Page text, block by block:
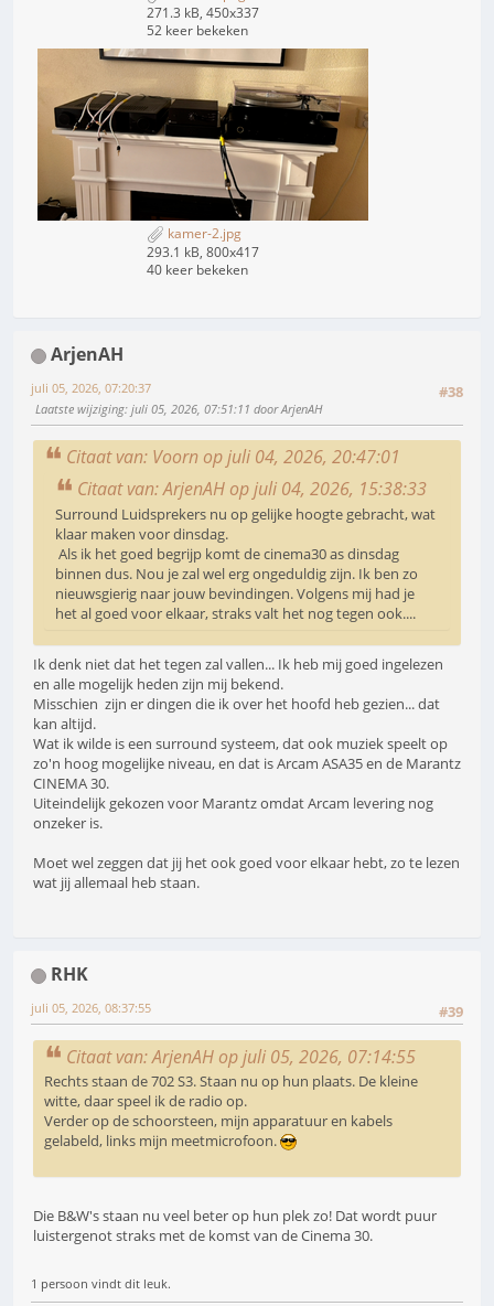
271.3 kB, 450x337
52 keer bekeken
kamer-2.jpg
293.1 kB, 800x417
40 keer bekeken
ArjenAH
#38
juli 05, 2026, 07:20:37
Laatste wijziging: juli 05, 2026, 07:51:11 door ArjenAH
Citaat van: Voorn op juli 04, 2026, 20:47:01
Citaat van: ArjenAH op juli 04, 2026, 15:38:33
Surround Luidsprekers nu op gelijke hoogte gebracht, wat
klaar maken voor dinsdag.
Als ik het goed begrijp komt de cinema30 as dinsdag
binnen dus. Nou je zal wel erg ongeduldig zijn. Ik ben zo
nieuwsgierig naar jouw bevindingen. Volgens mij had je
het al goed voor elkaar, straks valt het nog tegen ook....
Ik denk niet dat het tegen zal vallen... Ik heb mij goed ingelezen
en alle mogelijk heden zijn mij bekend.
Misschien zijn er dingen die ik over het hoofd heb gezien... dat
kan altijd.
Wat ik wilde is een surround systeem, dat ook muziek speelt op
zo'n hoog mogelijke niveau, en dat is Arcam ASA35 en de Marantz
CINEMA 30.
Uiteindelijk gekozen voor Marantz omdat Arcam levering nog
onzeker is.
Moet wel zeggen dat jij het ook goed voor elkaar hebt, zo te lezen
wat jij allemaal heb staan.
RHK
#39
juli 05, 2026, 08:37:55
Citaat van: ArjenAH op juli 05, 2026, 07:14:55
Rechts staan de 702 S3. Staan nu op hun plaats. De kleine
witte, daar speel ik de radio op.
Verder op de schoorsteen, mijn apparatuur en kabels
gelabeld, links mijn meetmicrofoon.
Die B&W's staan nu veel beter op hun plek zo! Dat wordt puur
luistergenot straks met de komst van de Cinema 30.
1 persoon vindt dit leuk.